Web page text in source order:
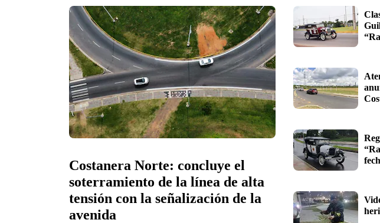
Costanera Norte: concluye el
soterramiento de la línea de alta
tensión con la señalización de la
avenida